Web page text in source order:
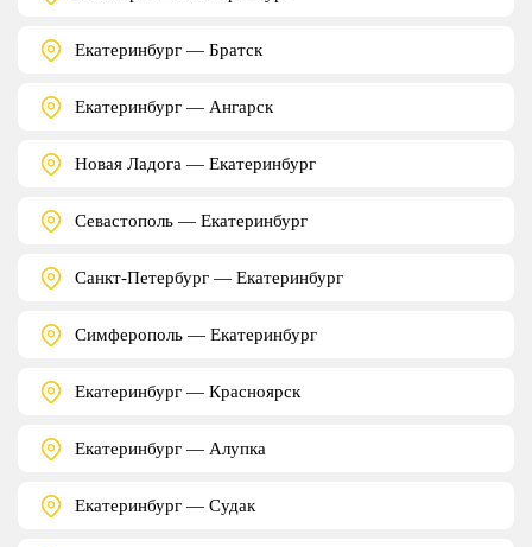
Екатеринбург — Братск
Екатеринбург — Ангарск
Новая Ладога — Екатеринбург
Севастополь — Екатеринбург
Санкт-Петербург — Екатеринбург
Симферополь — Екатеринбург
Екатеринбург — Красноярск
Екатеринбург — Алупка
Екатеринбург — Судак